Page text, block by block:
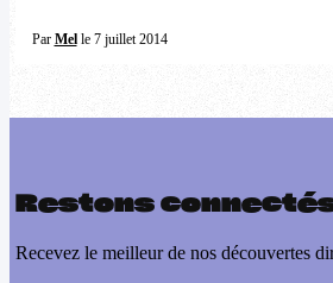
Par Melle 7 juillet 2014
Restons
Recevez le meilleur de nos découvertes